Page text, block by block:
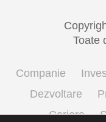
Toate
Companie
Dezvoltare
Cariere